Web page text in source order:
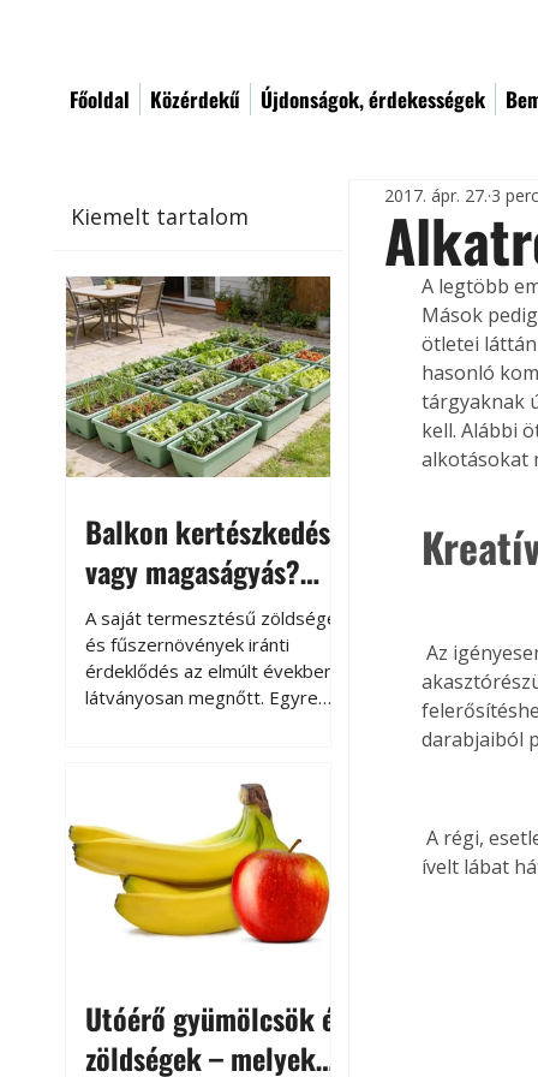
Főoldal Közérdekű Újdonságok, érdekességek
Kiemelt tartalom
Balkon kertészkedés
vagy magaságyás?
Helytakarékos
kertészkedés
A saját termesztésű zöldségek
és fűszernövények iránti
érdeklődés az elmúlt években
látványosan megnőtt. Egyre
kertészkedés sokak számára
kikapcsolódást és feltöltődést
is jelent.
Utóérő gyümölcsök és
zöldségek – melyek
2017. ápr. 27. 3
A legtöbb
Mások
ötletei
hasonló
tárgyaknak
kell. Alábbi
alkotásokat
Az igényesen kidolgozott vállfákból különös, egyedi előszobafogas készíthető, ha az
darabjaiból
A régi, esetleg sérült székeket sem feltétlenül kell kidobni, két azonos háttámlát és egy
ívelt lábat